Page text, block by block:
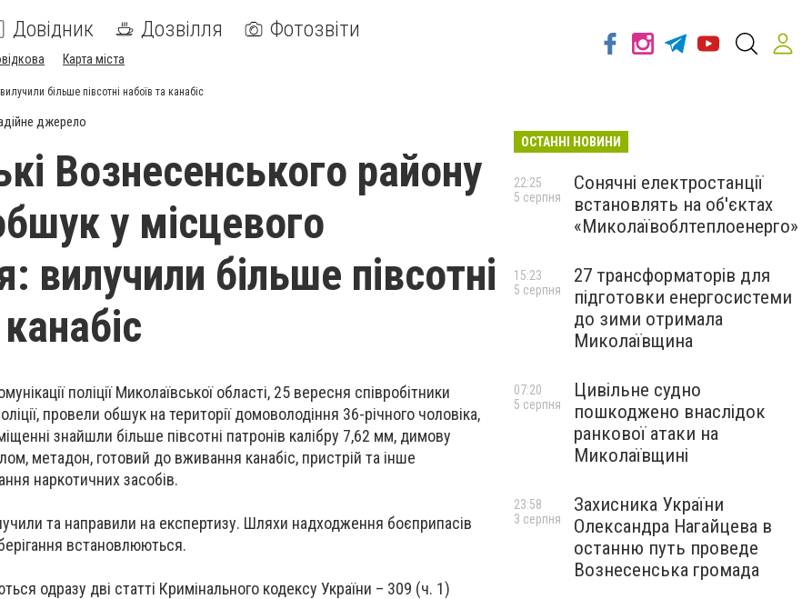
Довідник Дозвілля Фотозвіти
Карта міста
більше півсотні набоїв та канабіс
джерело
Вознесенського району
у місцевого
вилучили більше півсотні
поліції Миколаївської області, 25 вересня співробітники
провели обшук на території домоволодіння 36-річного чоловіка,
знайшли більше півсотні патронів калібру 7,62 мм, димову
метадон, готовий до вживання канабіс, пристрій та інше
наркотичних засобів.
та направили на експертизу. Шляхи надходження боєприпасів
встановлюються.
одразу дві статті Кримінального кодексу України – 309 (ч. 1)
ОСТАННІ НОВИНИ
Сонячні електростанції
встановлять на об'єктах
«Миколаївоблтеплоенерго»
22:25
5 серпня
27 трансформаторів для
підготовки енергосистеми
до зими отримала
Миколаївщина
15:23
5 серпня
Цивільне судно
пошкоджено внаслідок
ранкової атаки на
Миколаївщині
07:20
5 серпня
Захисника України
Олександра Нагайцева в
останню путь проведе
Вознесенська громада
23:58
3 серпня